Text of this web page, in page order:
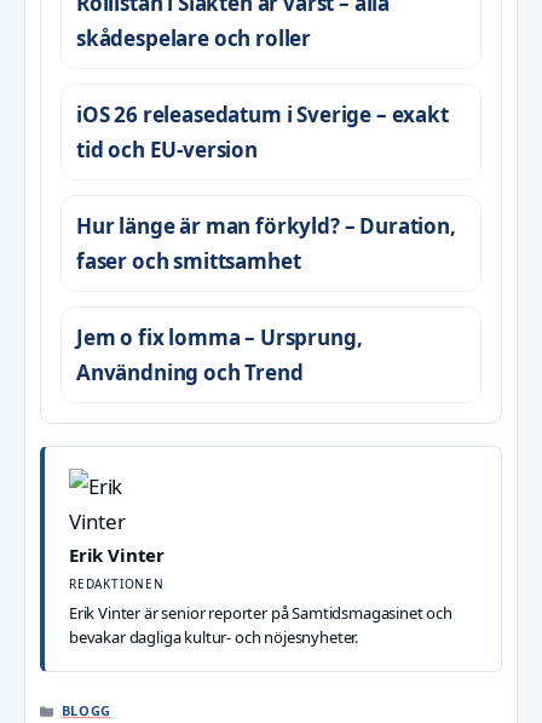
skådespelare och roller
iOS 26 releasedatum i Sverige – exakt
tid och EU-version
Hur länge är man förkyld? – Duration,
faser och smittsamhet
Jem o fix lomma – Ursprung,
Användning och Trend
Erik Vinter
REDAKTIONEN
Erik Vinter är senior reporter på Samtidsmagasinet och
bevakar dagliga kultur- och nöjesnyheter.
KATEGORIER
BLOGG